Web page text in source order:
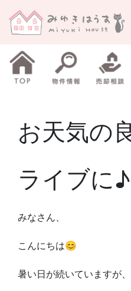
お天気の
ライブに♪
みなさん、
こんにちは😊
暑い日が続いていますが、